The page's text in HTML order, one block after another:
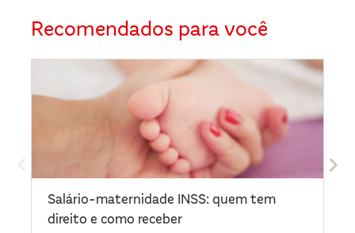
Recomendados para você
Salário-maternidade INSS: quem tem
direito e como receber